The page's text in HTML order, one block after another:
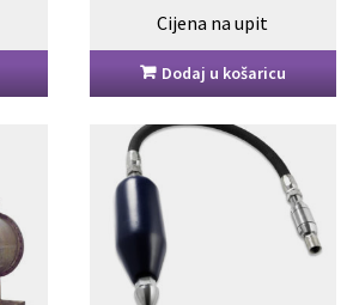
Cijena na upit
Dodaj u košaricu